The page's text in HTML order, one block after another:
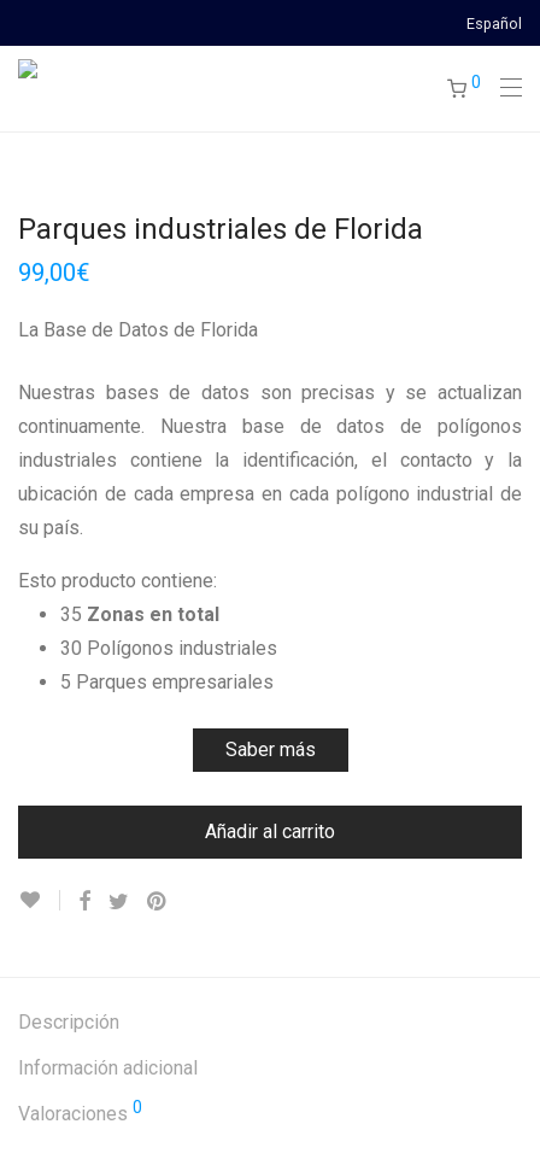
Español
0
Parques industriales de Florida
99,00€
La Base de Datos de Florida
Nuestras bases de datos son precisas y se actualizan
continuamente. Nuestra base de datos de polígonos
industriales contiene la identificación, el contacto y la
ubicación de cada empresa en cada polígono industrial de
su país.
Esto producto contiene:
35 Zonas en total
30 Polígonos industriales
5 Parques empresariales
Saber más
Añadir al carrito
Descripción
Información adicional
Valoraciones 0